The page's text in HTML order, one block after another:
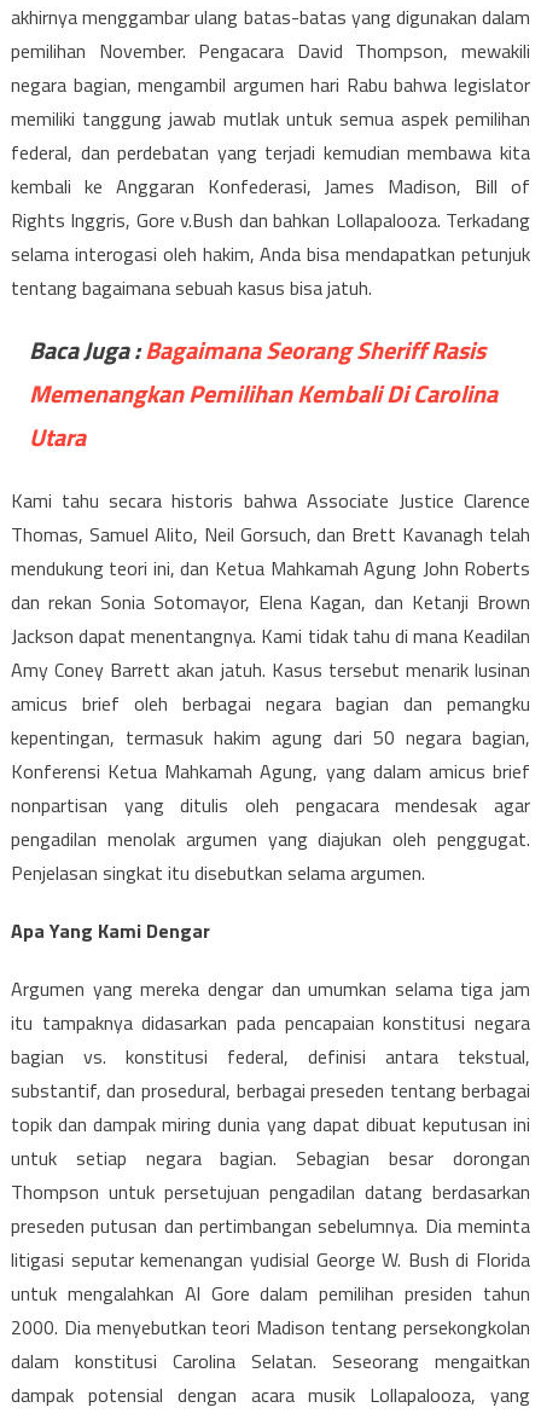
akhirnya menggambar ulang batas-batas yang digunakan dalam
pemilihan November. Pengacara David Thompson, mewakili
negara bagian, mengambil argumen hari Rabu bahwa legislator
memiliki tanggung jawab mutlak untuk semua aspek pemilihan
federal, dan perdebatan yang terjadi kemudian membawa kita
kembali ke Anggaran Konfederasi, James Madison, Bill of
Rights Inggris, Gore v.Bush dan bahkan Lollapalooza. Terkadang
selama interogasi oleh hakim, Anda bisa mendapatkan petunjuk
tentang bagaimana sebuah kasus bisa jatuh.
Baca Juga :Bagaimana Seorang Sheriff Rasis
Memenangkan Pemilihan Kembali Di Carolina
Utara
Kami tahu secara historis bahwa Associate Justice Clarence
Thomas, Samuel Alito, Neil Gorsuch, dan Brett Kavanagh telah
mendukung teori ini, dan Ketua Mahkamah Agung John Roberts
dan rekan Sonia Sotomayor, Elena Kagan, dan Ketanji Brown
Jackson dapat menentangnya. Kami tidak tahu di mana Keadilan
Amy Coney Barrett akan jatuh. Kasus tersebut menarik lusinan
amicus brief oleh berbagai negara bagian dan pemangku
kepentingan, termasuk hakim agung dari 50 negara bagian,
Konferensi Ketua Mahkamah Agung, yang dalam amicus brief
nonpartisan yang ditulis oleh pengacara mendesak agar
pengadilan menolak argumen yang diajukan oleh penggugat.
Penjelasan singkat itu disebutkan selama argumen.
Apa Yang Kami Dengar
Argumen yang mereka dengar dan umumkan selama tiga jam
itu tampaknya didasarkan pada pencapaian konstitusi negara
bagian vs. konstitusi federal, definisi antara tekstual,
substantif, dan prosedural, berbagai preseden tentang berbagai
topik dan dampak miring dunia yang dapat dibuat keputusan ini
untuk setiap negara bagian. Sebagian besar dorongan
Thompson untuk persetujuan pengadilan datang berdasarkan
preseden putusan dan pertimbangan sebelumnya. Dia meminta
litigasi seputar kemenangan yudisial George W. Bush di Florida
untuk mengalahkan Al Gore dalam pemilihan presiden tahun
2000. Dia menyebutkan teori Madison tentang persekongkolan
dalam konstitusi Carolina Selatan. Seseorang mengaitkan
dampak potensial dengan acara musik Lollapalooza, yang